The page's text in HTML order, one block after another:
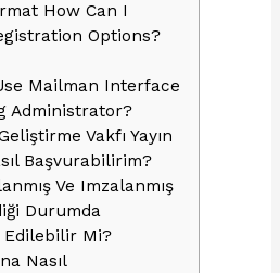
How Can I
Options?
Mailman Interface
Administrator?
Vakfı Yayın
Başvurabilirim?
Ve Imzalanmış
Durumda
Edilebilir Mi?
Nasıl